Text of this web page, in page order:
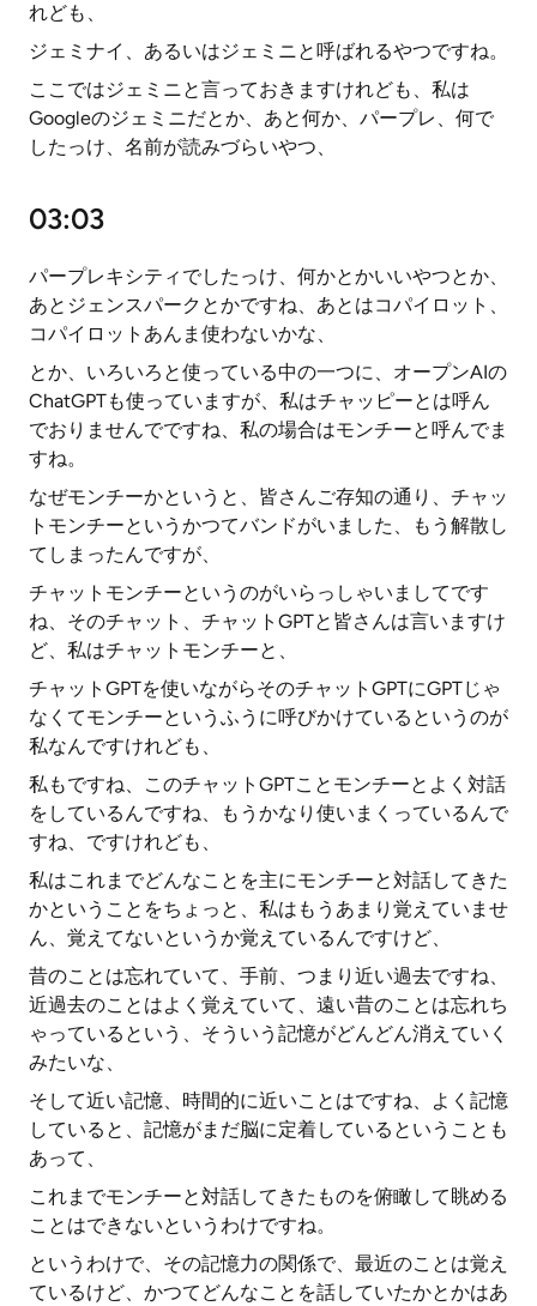
れども、
ジェミナイ、あるいはジェミニと呼ばれるやつですね。
ここではジェミニと言っておきますけれども、私は
Googleのジェミニだとか、あと何か、パープレ、何で
したっけ、名前が読みづらいやつ、
03:03
パープレキシティでしたっけ、何かとかいいやつとか、
あとジェンスパークとかですね、あとはコパイロット、
コパイロットあんま使わないかな、
とか、いろいろと使っている中の一つに、オープンAIの
ChatGPTも使っていますが、私はチャッピーとは呼ん
でおりませんでですね、私の場合はモンチーと呼んでま
すね。
なぜモンチーかというと、皆さんご存知の通り、チャッ
トモンチーというかつてバンドがいました、もう解散し
てしまったんですが、
チャットモンチーというのがいらっしゃいましてです
ね、そのチャット、チャットGPTと皆さんは言いますけ
ど、私はチャットモンチーと、
チャットGPTを使いながらそのチャットGPTにGPTじゃ
なくてモンチーというふうに呼びかけているというのが
私なんですけれども、
私もですね、このチャットGPTことモンチーとよく対話
をしているんですね、もうかなり使いまくっているんで
すね、ですけれども、
私はこれまでどんなことを主にモンチーと対話してきた
かということをちょっと、私はもうあまり覚えていませ
ん、覚えてないというか覚えているんですけど、
昔のことは忘れていて、手前、つまり近い過去ですね、
近過去のことはよく覚えていて、遠い昔のことは忘れち
ゃっているという、そういう記憶がどんどん消えていく
みたいな、
そして近い記憶、時間的に近いことはですね、よく記憶
していると、記憶がまだ脳に定着しているということも
あって、
これまでモンチーと対話してきたものを俯瞰して眺める
ことはできないというわけですね。
というわけで、その記憶力の関係で、最近のことは覚え
ているけど、かつてどんなことを話していたかとかはあ